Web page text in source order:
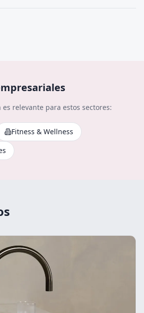
relevante para estos sectores:
Fitness & Wellness